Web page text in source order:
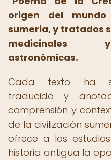
origen del
sumeria, y tratados
medicinales
astronómicas.
Cada texto ha
traducido y
comprensión y
de la civilización
ofrece a los
historia antigua la